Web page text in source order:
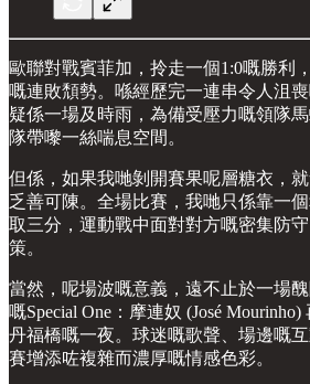
歐聯對戰賓菲加，拎走一個1:0嘅勝利
嘅連敗頹勢。喺經歷完一連串令人沮
疑係一場及時雨，為備受壓力嘅領隊馬
隊帶嚟一絲喘息空間。
但係，如果我哋剝開賽果呢層糖衣，
乏善可陳。全場比賽，我哋只係靠一
取三分，運動戰中面對對方嘅密集防
策。
當然，呢場波嘅意義，遠不止於一場
嘅Special One：摩連奴 (José
丹福橋嘅一夜。球迷嘅歌聲、場邊嘅
賽增添咗複雜而濃厚嘅情感色彩。